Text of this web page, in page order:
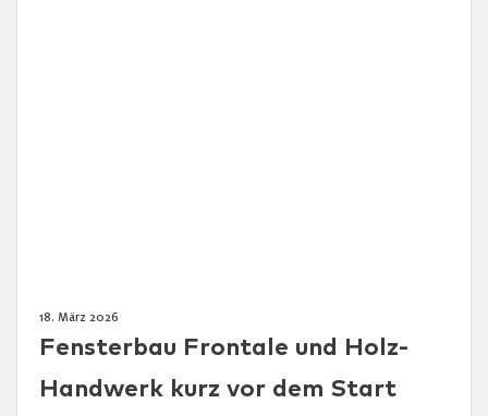
18. März 2026
Fensterbau Frontale und Holz-
Handwerk kurz vor dem Start